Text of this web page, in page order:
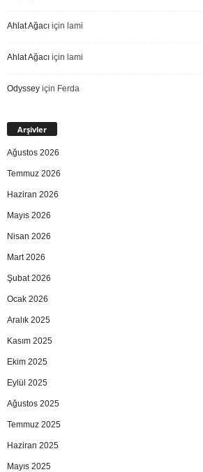
Ahlat Ağacı için lami
Ahlat Ağacı için lami
Odyssey için Ferda
Arşivler
Ağustos 2026
Temmuz 2026
Haziran 2026
Mayıs 2026
Nisan 2026
Mart 2026
Şubat 2026
Ocak 2026
Aralık 2025
Kasım 2025
Ekim 2025
Eylül 2025
Ağustos 2025
Temmuz 2025
Haziran 2025
Mayıs 2025